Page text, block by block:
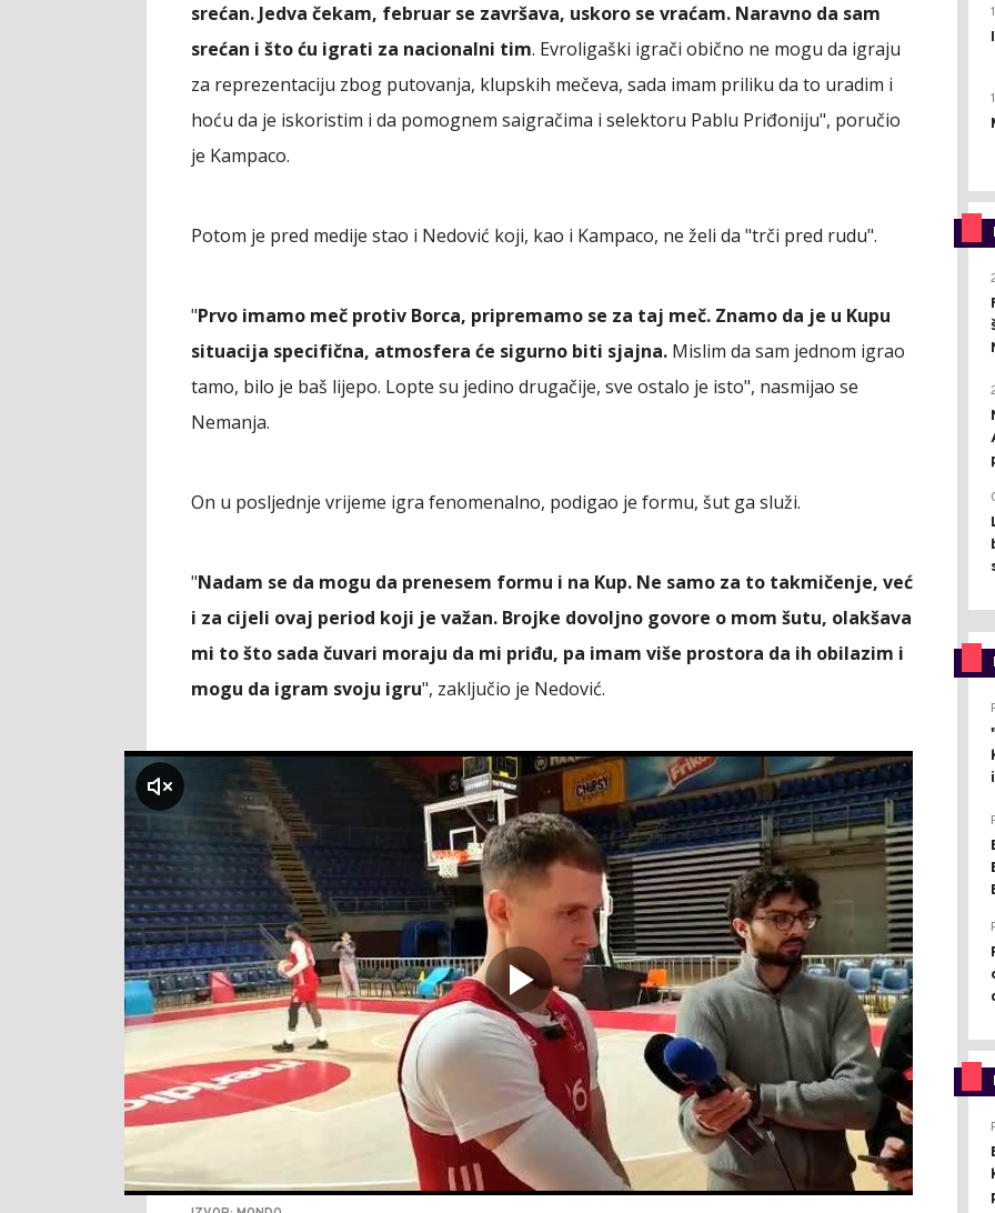
srećan. Jedva čekam, februar se završava, uskoro se vraćam. Naravno da sam
srećan i što ću igrati za nacionalni tim. Evroligaški igrači obično ne mogu da igraju
za reprezentaciju zbog putovanja, klupskih mečeva, sada imam priliku da to uradim i
hoću da je iskoristim i da pomognem saigračima i selektoru Pablu Priđoniju", poručio
je Kampaco.
Potom je pred medije stao i Nedović koji, kao i Kampaco, ne želi da "trči pred rudu".
"Prvo imamo meč protiv Borca, pripremamo se za taj meč. Znamo da je u Kupu
situacija specifična, atmosfera će sigurno biti sjajna. Mislim da sam jednom igrao
tamo, bilo je baš lijepo. Lopte su jedino drugačije, sve ostalo je isto", nasmijao se
Nemanja.
On u posljednje vrijeme igra fenomenalno, podigao je formu, šut ga služi.
"Nadam se da mogu da prenesem formu i na Kup. Ne samo za to takmičenje, već
i za cijeli ovaj period koji je važan. Brojke dovoljno govore o mom šutu, olakšava
mi to što sada čuvari moraju da mi priđu, pa imam više prostora da ih obilazim i
mogu da igram svoju igru", zaključio je Nedović.
klikni za zvuk